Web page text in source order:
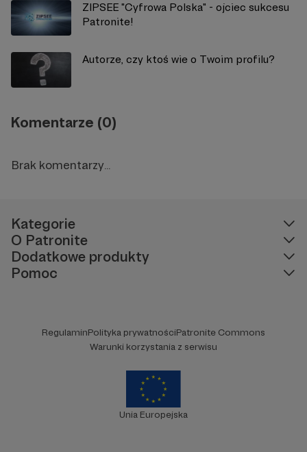
ZIPSEE "Cyfrowa Polska" - ojciec sukcesu
Patronite!
Autorze, czy ktoś wie o Twoim profilu?
Komentarze (0)
Brak komentarzy...
Kategorie
O Patronite
Dodatkowe produkty
Pomoc
RegulaminPolityka prywatnościPatronite Commons
Warunki korzystania z serwisu
Unia Europejska